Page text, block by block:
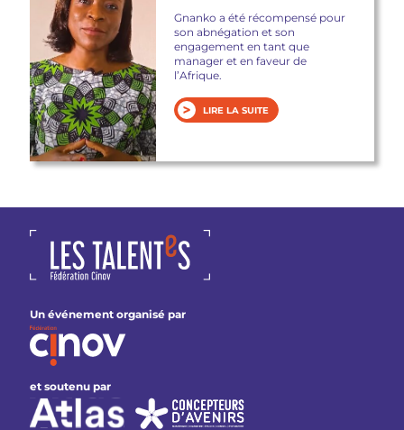
Gnanko a été récompensé pour
son abnégation et son
engagement en tant que
manager et en faveur de
l’Afrique.
LIRE LA SUITE
Un événement organisé par
et soutenu par